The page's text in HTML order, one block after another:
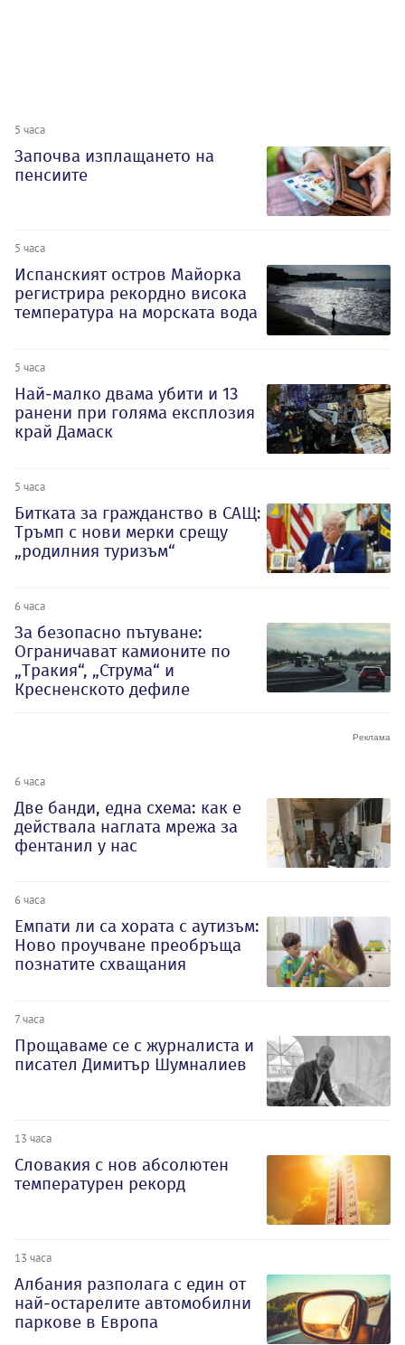
5 часа
Започва изплащането на
пенсиите
5 часа
Испанският остров Майорка
регистрира рекордно висока
температура на морската вода
5 часа
Най-малко двама убити и 13
ранени при голяма експлозия
край Дамаск
5 часа
Битката за гражданство в САЩ:
Тръмп с нови мерки срещу
„родилния туризъм“
6 часа
За безопасно пътуване:
Ограничават камионите по
„Тракия“, „Струма“ и
Кресненското дефиле
6 часа
Две банди, една схема: как е
действала наглата мрежа за
фентанил у нас
6 часа
Емпати ли са хората с аутизъм:
Ново проучване преобръща
познатите схващания
7 часа
Прощаваме се с журналиста и
писател Димитър Шумналиев
13 часа
Словакия с нов абсолютен
температурен рекорд
13 часа
Албания разполага с един от
най-остарелите автомобилни
паркове в Европа